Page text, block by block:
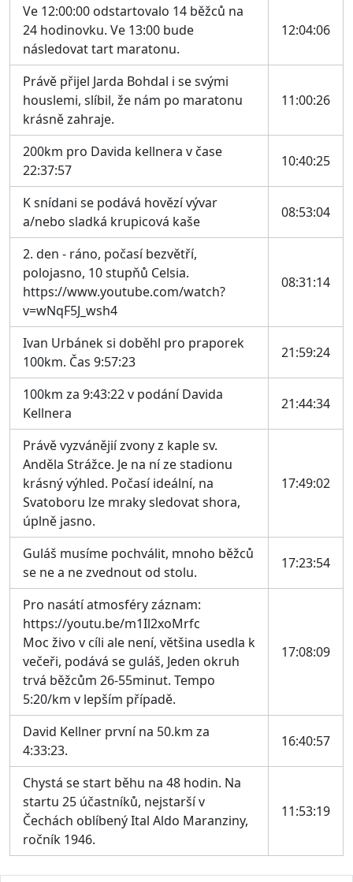
Ve 12:00:00 odstartovalo 14 běžců na
24 hodinovku. Ve 13:00 bude
následovat tart maratonu.
12:04:06
Právě přijel Jarda Bohdal i se svými
houslemi, slíbil, že nám po maratonu
krásně zahraje.
11:00:26
200km pro Davida kellnera v čase
22:37:57
10:40:25
K snídani se podává hovězí vývar
a/nebo sladká krupicová kaše
08:53:04
2. den - ráno, počasí bezvětří,
polojasno, 10 stupňů Celsia.
https://www.youtube.com/watch?
v=wNqF5J_wsh4
08:31:14
Ivan Urbánek si doběhl pro praporek
100km. Čas 9:57:23
21:59:24
100km za 9:43:22 v podání Davida
Kellnera
21:44:34
Právě vyzvánějií zvony z kaple sv.
Anděla Strážce. Je na ní ze stadionu
krásný výhled. Počasí ideální, na
Svatoboru lze mraky sledovat shora,
úplně jasno.
17:49:02
Guláš musíme pochválit, mnoho běžců
se ne a ne zvednout od stolu.
17:23:54
Pro nasátí atmosféry záznam:
https://youtu.be/m1Il2xoMrfc
Moc živo v cíli ale není, většina usedla k
večeři, podává se guláš, Jeden okruh
trvá běžcům 26-55minut. Tempo
5:20/km v lepším případě.
17:08:09
David Kellner první na 50.km za
4:33:23.
16:40:57
Chystá se start běhu na 48 hodin. Na
startu 25 účastníků, nejstarší v
Čechách oblíbený Ital Aldo Maranziny,
ročník 1946.
11:53:19